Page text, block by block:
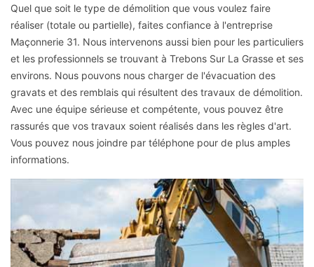
Quel que soit le type de démolition que vous voulez faire
réaliser (totale ou partielle), faites confiance à l'entreprise
Maçonnerie 31. Nous intervenons aussi bien pour les particuliers
et les professionnels se trouvant à Trebons Sur La Grasse et ses
environs. Nous pouvons nous charger de l'évacuation des
gravats et des remblais qui résultent des travaux de démolition.
Avec une équipe sérieuse et compétente, vous pouvez être
rassurés que vos travaux soient réalisés dans les règles d'art.
Vous pouvez nous joindre par téléphone pour de plus amples
informations.